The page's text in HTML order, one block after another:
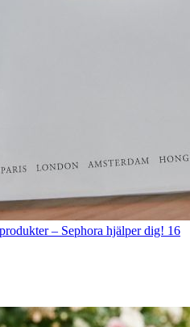
– Sephora hjälper dig! 16